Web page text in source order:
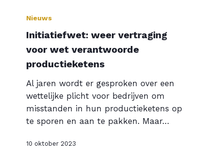
weer
voor
verantwoorde
productieketens
Nieuws
Initiatiefwet: weer vertraging
voor wet verantwoorde
productieketens
Al jaren wordt er gesproken over een
wettelijke plicht voor bedrijven om
misstanden in hun productieketens op
te sporen en aan te pakken. Maar…
10 oktober 2023